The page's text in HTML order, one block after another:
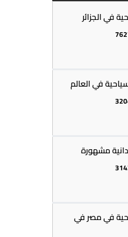
في الجزائر
مشهورة
في مصر في